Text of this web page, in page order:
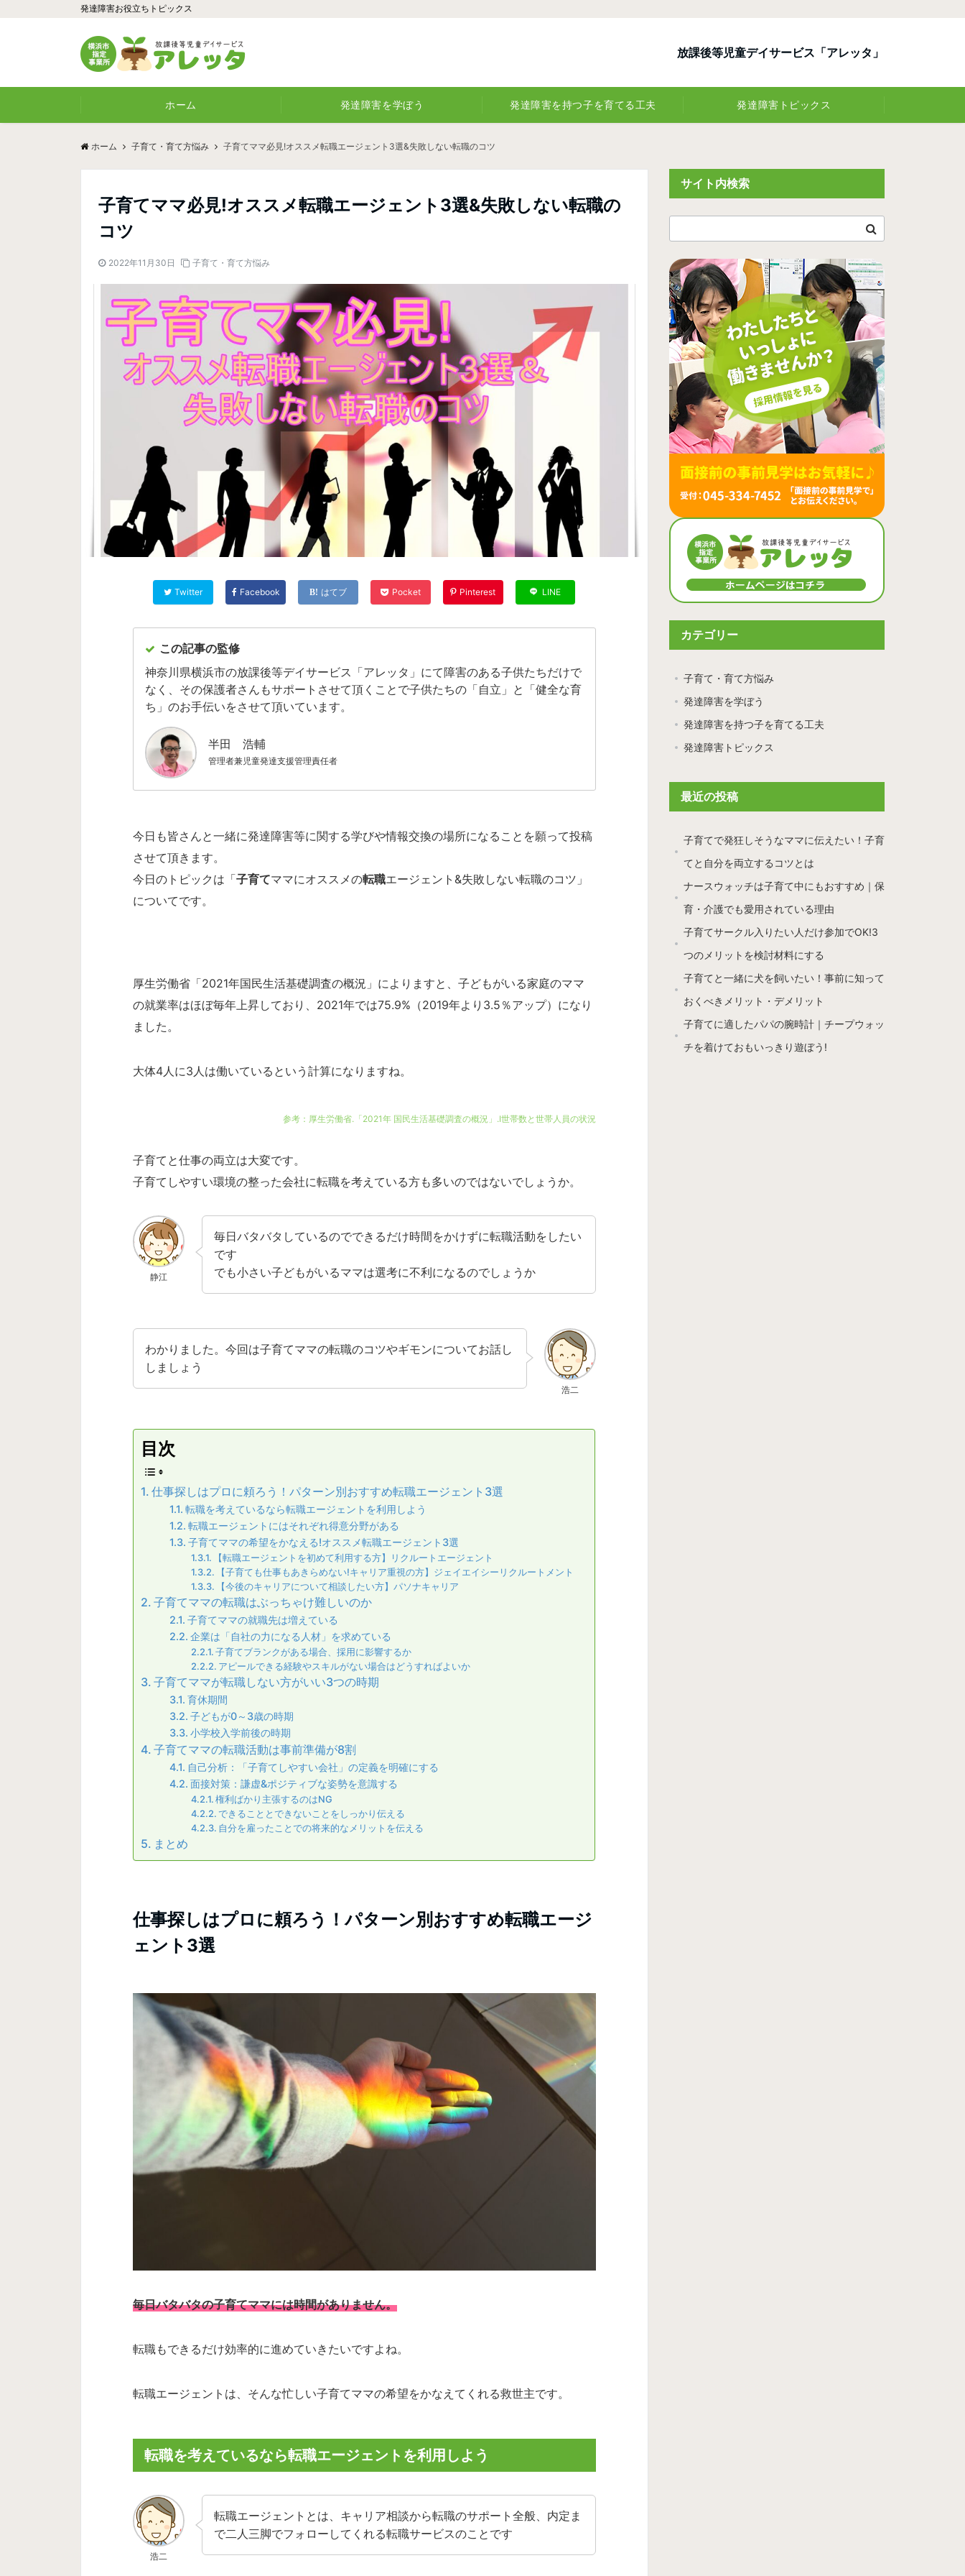
発達障害お役立ちトピックス
放課後等児童デイサービス「アレッタ」
ホーム 発達障害を学ぼう 発達障害を持つ子を育てる工夫 発達障害トピックス
ホーム 子育て・育て方悩み 子育てママ必見!オススメ転職エージェント3選&失敗しない転職のコツ
子育てママ必見!オススメ転職エージェント3選&失敗しない転職の
コツ
2022年11月30日 子育て・育て方悩み
Twitter Facebook はてブ Pocket Pinterest LINE
この記事の監修
神奈川県横浜市の放課後等デイサービス「アレッタ」にて障害のある子供たちだけで
なく、その保護者さんもサポートさせて頂くことで子供たちの「自立」と「健全な育
ち」のお手伝いをさせて頂いています。
半田 浩輔
管理者兼児童発達支援管理責任者
今日も皆さんと一緒に発達障害等に関する学びや情報交換の場所になることを願って投稿
させて頂きます。
今日のトピックは「子育てママにオススメの転職エージェント&失敗しない転職のコツ」
についてです。
厚生労働省「2021年国民生活基礎調査の概況」によりますと、子どもがいる家庭のママ
の就業率はほぼ毎年上昇しており、2021年では75.9%（2019年より3.5％アップ）になり
ました。
大体4人に3人は働いているという計算になりますね。
参考：厚生労働省.「2021年 国民生活基礎調査の概況」.Ⅰ世帯数と世帯人員の状況
子育てと仕事の両立は大変です。
子育てしやすい環境の整った会社に転職を考えている方も多いのではないでしょうか。
静江
毎日バタバタしているのでできるだけ時間をかけずに転職活動をしたい
です
でも小さい子どもがいるママは選考に不利になるのでしょうか
浩二
わかりました。今回は子育てママの転職のコツやギモンについてお話し
しましょう
目次
仕事探しはプロに頼ろう！パターン別おすすめ転職エージェント3選
転職を考えているなら転職エージェントを利用しよう
転職エージェントにはそれぞれ得意分野がある
子育てママの希望をかなえる!オススメ転職エージェント3選
【転職エージェントを初めて利用する方】リクルートエージェント
【子育ても仕事もあきらめない!キャリア重視の方】ジェイエイシーリクルートメント
【今後のキャリアについて相談したい方】パソナキャリア
子育てママの転職はぶっちゃけ難しいのか
子育てママの就職先は増えている
企業は「自社の力になる人材」を求めている
子育てブランクがある場合、採用に影響するか
アピールできる経験やスキルがない場合はどうすればよいか
子育てママが転職しない方がいい3つの時期
育休期間
子どもが0～3歳の時期
小学校入学前後の時期
子育てママの転職活動は事前準備が8割
自己分析：「子育てしやすい会社」の定義を明確にする
面接対策：謙虚&ポジティブな姿勢を意識する
権利ばかり主張するのはNG
できることとできないことをしっかり伝える
自分を雇ったことでの将来的なメリットを伝える
まとめ
仕事探しはプロに頼ろう！パターン別おすすめ転職エージ
ェント3選
毎日バタバタの子育てママには時間がありません。
転職もできるだけ効率的に進めていきたいですよね。
転職エージェントは、そんな忙しい子育てママの希望をかなえてくれる救世主です。
転職を考えているなら転職エージェントを利用しよう
浩二
転職エージェントとは、キャリア相談から転職のサポート全般、内定ま
で二人三脚でフォローしてくれる転職サービスのことです
サイト内検索
カテゴリー
子育て・育て方悩み
発達障害を学ぼう
発達障害を持つ子を育てる工夫
発達障害トピックス
最近の投稿
子育てで発狂しそうなママに伝えたい！子育
てと自分を両立するコツとは
ナースウォッチは子育て中にもおすすめ｜保
育・介護でも愛用されている理由
子育てサークル入りたい人だけ参加でOK!3
つのメリットを検討材料にする
子育てと一緒に犬を飼いたい！事前に知って
おくべきメリット・デメリット
子育てに適したパパの腕時計｜チープウォッ
チを着けておもいっきり遊ぼう!